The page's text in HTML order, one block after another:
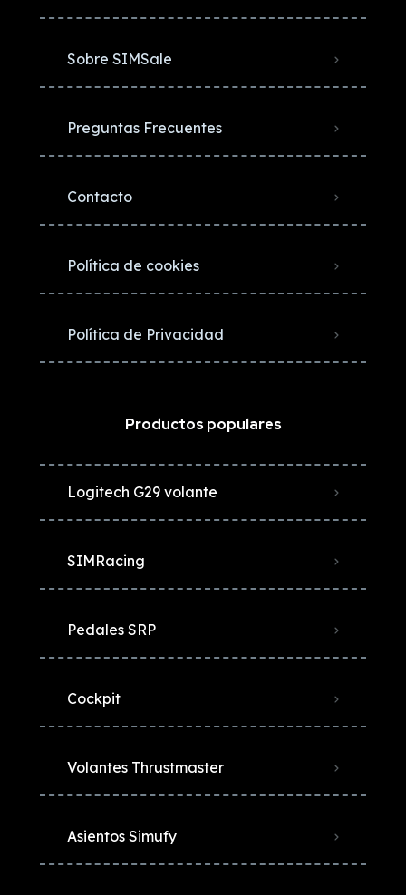
Sobre SIMSale
Preguntas Frecuentes
Contacto
Política de cookies
Política de Privacidad
Productos populares
Logitech G29 volante
SIMRacing
Pedales SRP
Cockpit
Volantes Thrustmaster
Asientos Simufy